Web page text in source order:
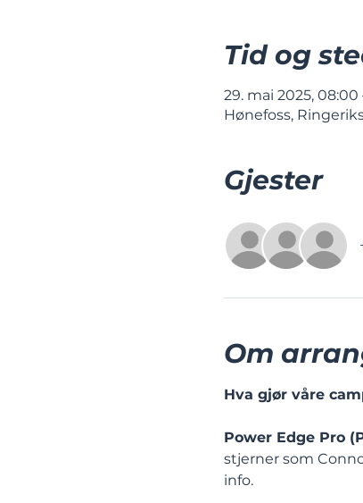
Tid og
29. mai 2025, 08:00
Hønefoss,
Gjester
Om
Hva gjør våre
Power Edge Pro
stjerner som
info.